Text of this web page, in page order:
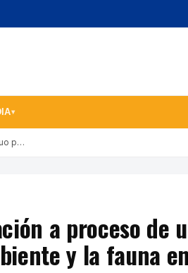
▾
p…
a proceso de
y la fauna en